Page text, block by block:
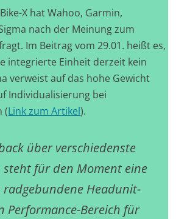
X hat Wahoo, Garmin,
nach der Meinung zum
Im Beitrag vom 29.01. heißt es,
integrierte Einheit derzeit kein
verweist auf das hohe Gewicht
Individualisierung bei
(Link zum Artikel).
über verschiedenste
steht für den Moment eine
Headunit-
Performance-Bereich für